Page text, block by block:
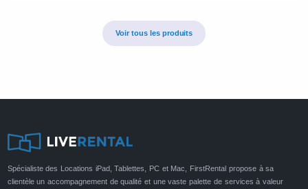
Voir tous les produits
Spécialiste des Locations iPad, Tablettes, PC et Mac, FirstRental propose à sa
clientèle un accompagnement de qualité et une vaste palette de services à valeur